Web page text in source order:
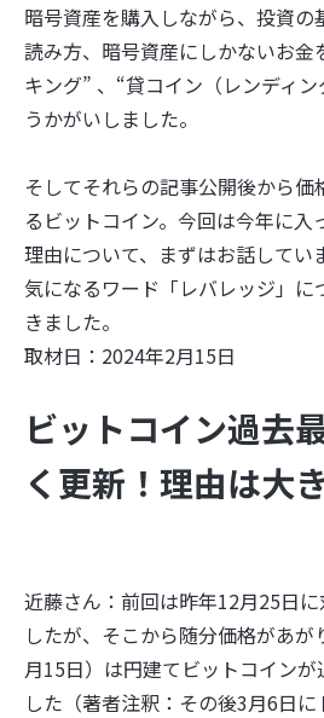
暗号資産を購入しながら、投資の
読み方、暗号資産にしかないお金
キング” 、“貸コイン（レンディ
うかがいしました。
そしてそれらの記事公開後から価
るビットコイン。今回は今年に入
理由について、まずはお話してい
気になるワード「レバレッジ」に
きました。
取材日：2024年2月15日
ビットコイン過去
く更新！理由は大
近藤さん：前回は昨年12月25日
したが、そこから随分価格があ
月15日）は円建てビットコイン
した（著者注釈：その後3月6日